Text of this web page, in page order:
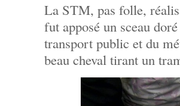
La STM, pas folle,
fut apposé un sceau
transport public et du
beau cheval tirant un